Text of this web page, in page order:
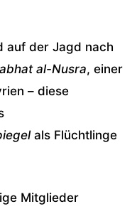
auf der Jagd nach
al-Nusra, einer
– diese
als Flüchtlinge
Mitglieder